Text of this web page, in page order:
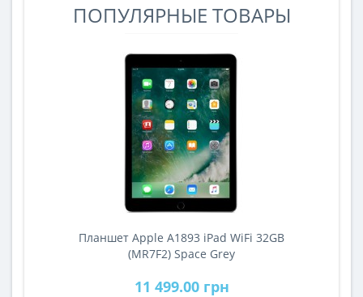
ПОПУЛЯРНЫЕ ТОВАРЫ
Планшет Apple A1893 iPad WiFi 32GB
(MR7F2) Space Grey
11 499.00 грн